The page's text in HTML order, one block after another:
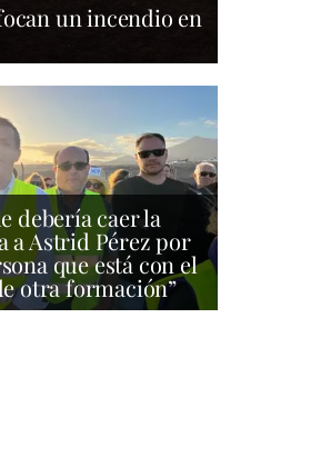
un incendio en
debería caer la
a Astrid Pérez por
que está con el
otra formación”